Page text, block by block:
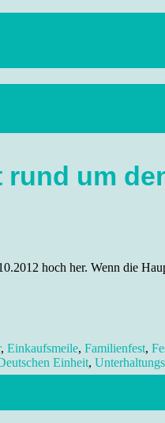
im schönen Elbflorenz..
um
hoch her. Wenn die
, Einkaufsmeile, Familienfest,
Einheit,